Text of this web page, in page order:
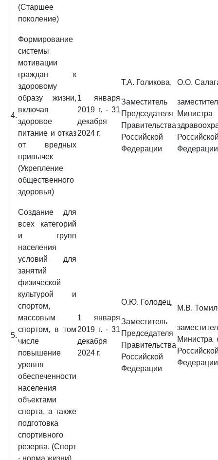
(Старшее
поколение)
4.
Формирование
системы
мотивации
граждан к
здоровому
образу жизни,
включая
здоровое
питание и отказ
от вредных
привычек
(Укрепление
общественного
здоровья)
1 января
2019 г. - 31
декабря
2024 г.
Т.А. Голикова,
Заместитель
Председателя
Правительства
Российской
Федерации
О.О.
Министра
Федерации
5.
Создание для
всех категорий
и групп
населения
условий для
занятий
физической
культурой и
спортом,
массовым
спортом, в том
числе
повышение
уровня
обеспеченности
населения
объектами
спорта, а также
подготовка
спортивного
резерва. (Спорт
- норма жизни)
1 января
2019 г. - 31
декабря
2024 г.
О.Ю. Голодец,
Заместитель
Председателя
Правительства
Российской
Федерации
М.В.
Министра
Федерации